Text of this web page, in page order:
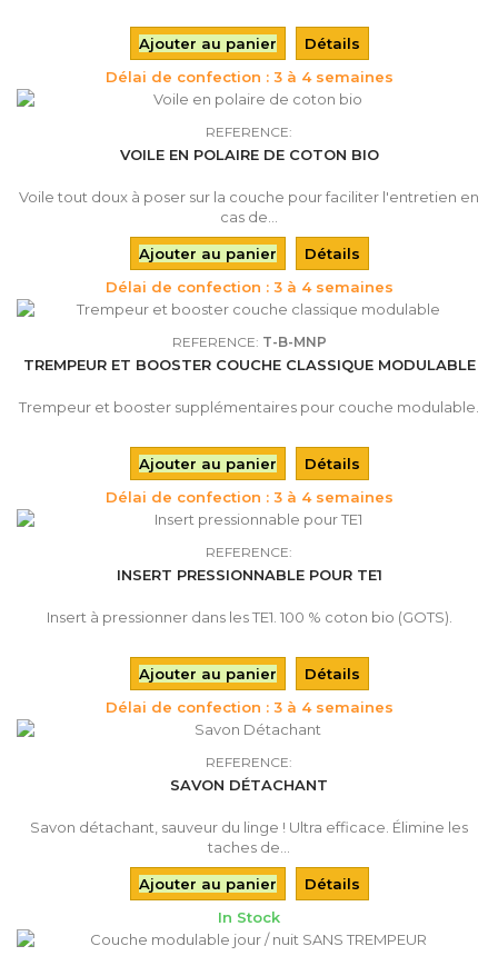
Ajouter au panier
Détails
Délai de confection : 3 à 4 semaines
REFERENCE:
VOILE EN POLAIRE DE COTON BIO
Voile tout doux à poser sur la couche pour faciliter l'entretien en
cas de...
Ajouter au panier
Détails
Délai de confection : 3 à 4 semaines
REFERENCE: T-B-MNP
TREMPEUR ET BOOSTER COUCHE CLASSIQUE MODULABLE
Trempeur et booster supplémentaires pour couche modulable.
Ajouter au panier
Détails
Délai de confection : 3 à 4 semaines
REFERENCE:
INSERT PRESSIONNABLE POUR TE1
Insert à pressionner dans les TE1. 100 % coton bio (GOTS).
Ajouter au panier
Détails
Délai de confection : 3 à 4 semaines
REFERENCE:
SAVON DÉTACHANT
Savon détachant, sauveur du linge ! Ultra efficace. Élimine les
taches de...
Ajouter au panier
Détails
In Stock